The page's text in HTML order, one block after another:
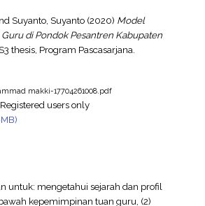
Suyanto, Suyanto(2020) Model
di Pondok Pesantren Kabupaten
thesis, Program Pascasarjana.
makki-17704261008.pdf
users only
untuk: mengetahui sejarah dan profil
kepemimpinan tuan guru, (2)